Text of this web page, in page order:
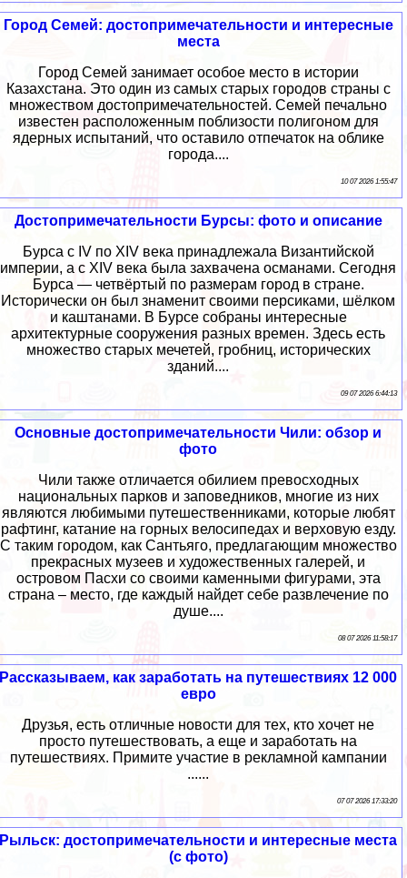
Город Семей: достопримечательности и интересные
места
Город Семей занимает особое место в истории
Казахстана. Это один из самых старых городов страны с
множеством достопримечательностей. Семей печально
известен расположенным поблизости полигоном для
ядерных испытаний, что оставило отпечаток на облике
города....
10 07 2026 1:55:47
Достопримечательности Бурсы: фото и описание
Бурса с IV по XIV века принадлежала Византийской
империи, а с XIV века была захвачена османами. Сегодня
Бурса — четвёртый по размерам город в стране.
Исторически он был знаменит своими персиками, шёлком
и каштанами. В Бурсе собраны интересные
архитектурные сооружения разных времен. Здесь есть
множество старых мечетей, гробниц, исторических
зданий....
09 07 2026 6:44:13
Основные достопримечательности Чили: обзор и
фото
Чили также отличается обилием превосходных
национальных парков и заповедников, многие из них
являются любимыми путешественниками, которые любят
рафтинг, катание на горных велосипедах и верховую езду.
С таким городом, как Сантьяго, предлагающим множество
прекрасных музеев и художественных галерей, и
островом Пасхи со своими каменными фигурами, эта
страна – место, где каждый найдет себе развлечение по
душе....
08 07 2026 11:58:17
Рассказываем, как заработать на путешествиях 12 000
евро
Друзья, есть отличные новости для тех, кто хочет не
просто путешествовать, а еще и заработать на
путешествиях. Примите участие в рекламной кампании
......
07 07 2026 17:33:20
Рыльск: достопримечательности и интересные места
(с фото)